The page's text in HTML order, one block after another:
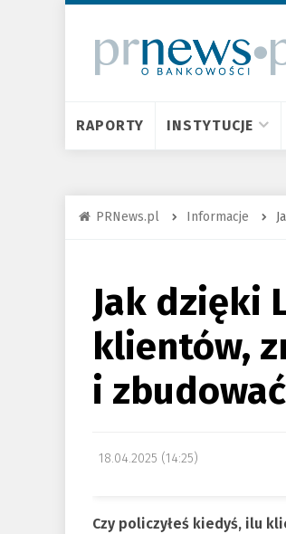
RAPORTY INSTYTUCJE
PRNews.pl Informacje
Jak dzięki
klientów,
i
18.04.2025 (14:25)
Czy policzyłeś kiedyś, ilu